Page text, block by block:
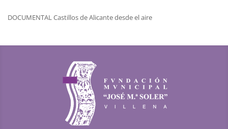
DOCUMENTAL Castillos de Alicante desde el aire